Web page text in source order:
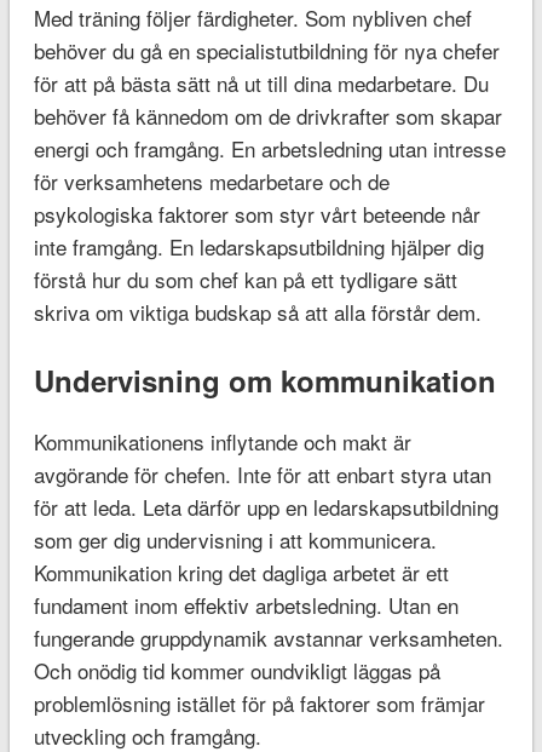
Med träning följer färdigheter. Som nybliven chef
behöver du gå en specialistutbildning för nya chefer
för att på bästa sätt nå ut till dina medarbetare. Du
behöver få kännedom om de drivkrafter som skapar
energi och framgång. En arbetsledning utan intresse
för verksamhetens medarbetare och de
psykologiska faktorer som styr vårt beteende når
inte framgång. En ledarskapsutbildning hjälper dig
förstå hur du som chef kan på ett tydligare sätt
skriva om viktiga budskap så att alla förstår dem.
Undervisning om kommunikation
Kommunikationens inflytande och makt är
avgörande för chefen. Inte för att enbart styra utan
för att leda. Leta därför upp en ledarskapsutbildning
som ger dig undervisning i att kommunicera.
Kommunikation kring det dagliga arbetet är ett
fundament inom effektiv arbetsledning. Utan en
fungerande gruppdynamik avstannar verksamheten.
Och onödig tid kommer oundvikligt läggas på
problemlösning istället för på faktorer som främjar
utveckling och framgång.